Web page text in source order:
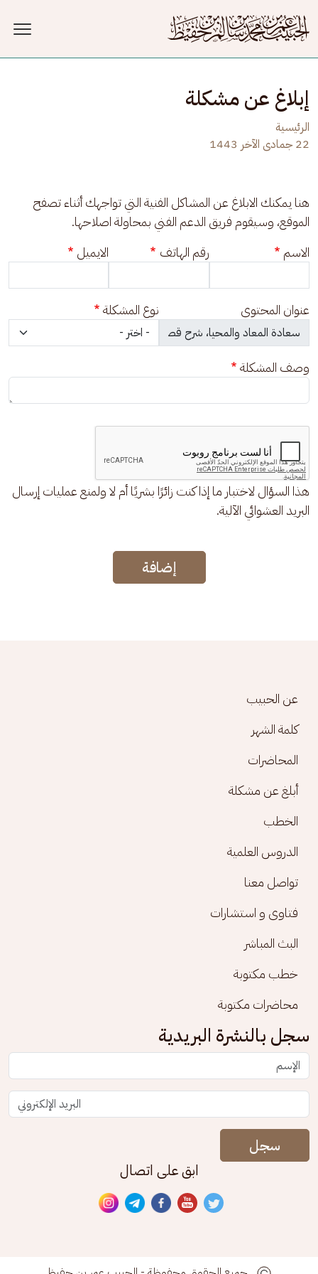
إبلاغ عن مشكلة
الرئيسية
22 جمادى الآخر 1443
هنا يمكنك الابلاغ عن المشاكل الفنية التي تواجهك أثناء تصفح
الموقع، وسيقوم فريق الدعم الفني بمحاولة اصلاحها.
الاسم
رقم الهاتف الايميل
عنوان المحتوى نوع المشكلة
وصف المشكلة
هذا السؤال لاختبار ما إذا كنت زائرًا بشريًا أم لا ولمنع عمليات إرسال
البريد العشوائي الآلية.
إضافة
Footer menu
عن الحبيب
كلمة الشهر
المحاضرات
أبلغ عن مشكلة
الخطب
الدروس العلمية
تواصل معنا
فتاوى و استشارات
البث المباشر
خطب مكتوبة
محاضرات مكتوبة
سجل بالنشرة البريدية
سجل
ابق على اتصال